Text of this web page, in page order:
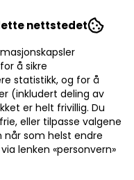
nettstedet
å sikre
statistikk, og for å
(inkludert deling av
er helt frivillig. Du
eller tilpasse valgene
når som helst endre
lenken «personvern»